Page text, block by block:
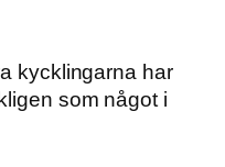
kycklingarna har
som något i